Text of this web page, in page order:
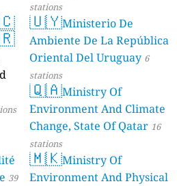
39
stations
🇺🇾Ministerio De
Ambiente De La República
Oriental Del Uruguay 6
stations
🇶🇦Ministry Of
Environment And Climate
Change, State Of Qatar 16
stations
🇲🇰Ministry Of
Environment And Physical